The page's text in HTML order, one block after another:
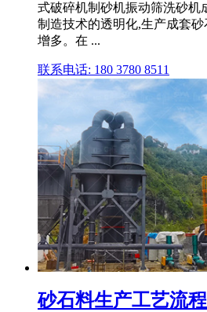
式破碎机制砂机振动筛洗砂机
制造技术的透明化,生产成套
增多。在 ...
联系电话: 180 3780 8511
砂石料生产工艺流